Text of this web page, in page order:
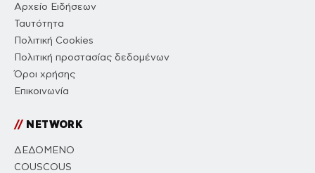
Αρχείο Ειδήσεων
Ταυτότητα
Πολιτική Cookies
Πολιτική προστασίας δεδομένων
Όροι χρήσης
Επικοινωνία
//NETWORK
ΔΕΔΟΜΕΝΟ
COUSCOUS